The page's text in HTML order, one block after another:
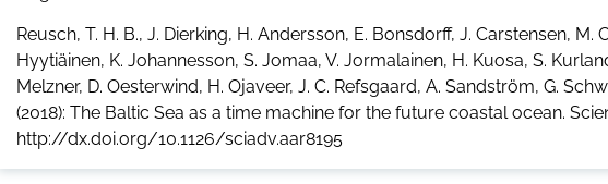
Reusch, T. H. B., J. Dierking, H. Andersson, E. Bonsdorff, J. Carstensen, M.
Hyytiäinen, K. Johannesson, S. Jomaa, V. Jormalainen, H. Kuosa, S.
Melzner, D. Oesterwind, H. Ojaveer, J. C. Refsgaard, A. Sandström, G.
(2018): The Baltic Sea as a time machine for the future coastal ocean.
http://dx.doi.org/10.1126/sciadv.aar8195